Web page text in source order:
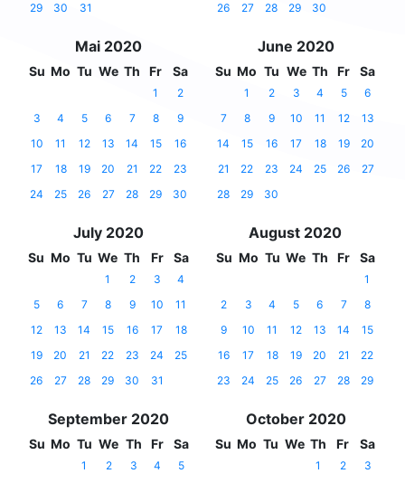
29
30 31
26
27 28 29 30
Mai 2020
Su Mo Tu We Th Fr Sa
1
2
3
4 5 6 7 8
9
10
11 12 13 14 15
16
17
18 19 20 21 22
23
24
25 26 27 28 29 30
June 2020
Su Mo Tu We Th Fr Sa
1 2 3 4 5
6
7
8 9 10 11 12
13
14
15 16 17 18 19
20
21
22 23 24 25 26
27
28
29 30
July 2020
Su Mo Tu We Th Fr Sa
1 2 3
4
5
6 7 8 9 10
11
12
13 14 15 16 17
18
19
20 21 22 23 24
25
26
27 28 29 30 31
August 2020
Su Mo Tu We Th Fr Sa
1
2
3 4 5 6 7
8
9
10 11 12 13 14
15
16
17 18 19 20 21
22
23
24 25 26 27 28 29
September 2020
Su Mo Tu We Th Fr Sa
1 2 3 4
5
October 2020
Su Mo Tu We Th Fr Sa
1 2
3